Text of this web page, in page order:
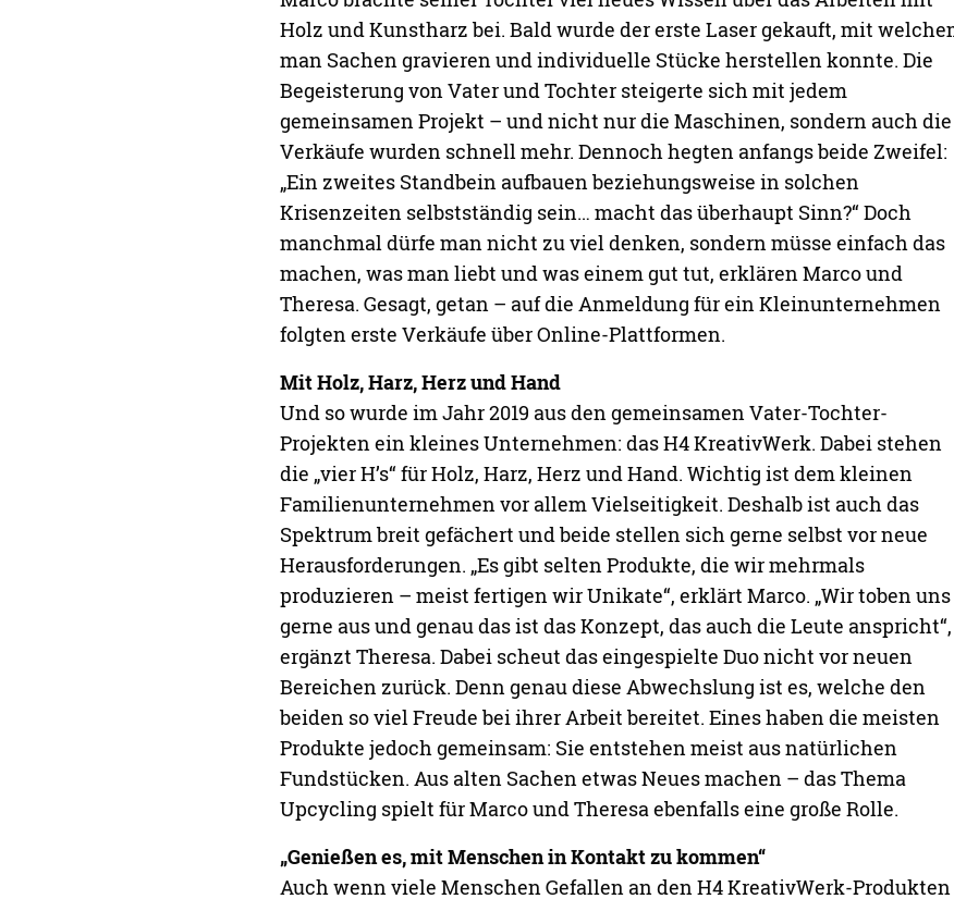
Doch die gelernte Grafikerin ist sich auch bewusst: Soziale Medien
nehmen ebenfalls eine tragende Rolle in ihrem Unternehmen ein. „Der
Auftritt in den sozialen Netzwerken muss passen – das ist quasi die
Visitenkarte“, erklärt sie. Von Youtube über Tiktok oder Instagram bis hin
zu Pinterest gibt es keine Kanäle, auf welchen das H4 KreativWerk nicht
vertreten ist. Mit großem Erfolg: Das meist aufgerufene Video auf
Pinterest hat bislang 5 Millionen Aufrufe. Auf Instagram folgen dem Duo
mittlerweile knapp 5.500 Menschen – „das ist für uns schon von großer
Bedeutung“, sind sich beide über diese enorme Reichweite bewusst. Den
„roten Faden zu finden“ und die richtigen Leute zu erreichen, sei
dennoch ein hartes Stück Arbeit. Diese mache sich jedoch belohnt, wenn
positive Rückmeldungen eintrudeln. „Generell genießen wir es, mit
Menschen in Kontakt zu kommen und uns auszutauschen – egal ob das
online oder auf Messen und Märkten ist“.
Gegenseitige Begeisterung für neue Projekte
Langweilig wird Marco und Theresa bei ihrer Arbeit nie – ganz im
Gegenteil. „Das Schönste sind die eigenen ‚Wow-Momente‘, wenn wir uns
gegenseitig wieder für ein Projekt begeistern“, lachen sie. Der Prozess,
wenn aus etwas Altem wieder Neues entsteht, wird häufig digital
festgehalten. Von den ersten Ideen über die Entstehung bis hin zum
Feinschliff nimmt das Vater-Tochter-Duo seine Follower gerne mit auf
die kreative Reise. Die Videos stoßen auf große Resonanz. Diese positive
Rückmeldung ist das größte Kompliment. „Wer anders ist, muss sich
immer erst beweisen. Natürlich ist das ein Risiko. Doch der Schlüssel ist,
einfach dranzubleiben und sich seine Ziele vor Augen zu halten – dann
wird Mut auch meist belohnt“, resümieren sie ihren bisherigen
gemeinsamen Weg. Und dieser ist bei zwei derart kreativen Köpfen
bestimmt noch lange nicht zu Ende.
SEE ALSO